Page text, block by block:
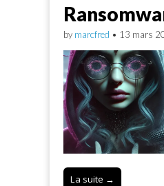
by marcfred • 13 mars
La suite →